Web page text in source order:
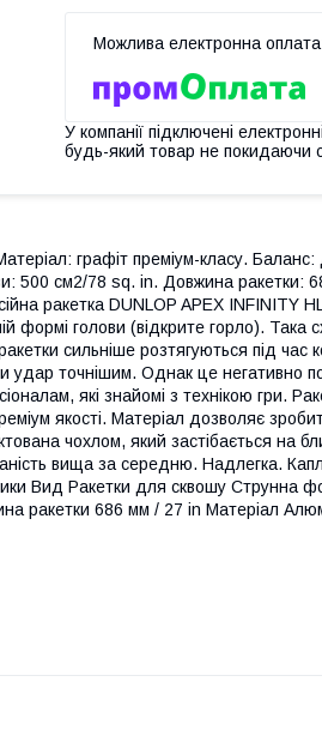
У компанії підключені
будь-який товар не покидаючи
графіт преміум-класу.
500 см2/78 sq. in. Довжина ракетки:
ракетка DUNLOP APEX INFINITY
формі голови (відкрите горло). Така
сильніше розтягуються під
удар точнішим. Однак це негативно
які знайомі з технікою гри.
якості. Матеріал дозволяє
чохлом, який застібається на
вища за середню. Надлегка.
Вид Ракетки для сквошу Струнна
ракетки 686 мм / 27 in Матеріал